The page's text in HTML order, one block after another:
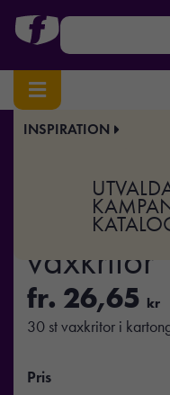
INSPIRATION
Hem/Fritid/Spel & Lek
vaxkritor
fr. 26,65 kr
30 st vaxkritor i
Pris